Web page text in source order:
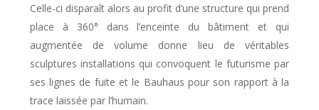
Celle-ci disparaît alors au profit d’une structure qui prend
place à 360° dans l’enceinte du bâtiment et qui
augmentée de volume donne lieu de véritables
sculptures installations qui convoquent le futurisme par
ses lignes de fuite et le Bauhaus pour son rapport à la
trace laissée par l’humain.